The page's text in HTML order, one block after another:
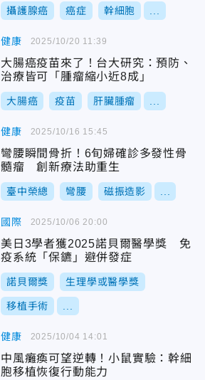
攝護腺癌 癌症 幹細胞
健康
大腸癌疫苗來了！台大研究：預防、
治療皆可「腫瘤縮小近8成」
大腸癌 疫苗 肝臟腫瘤
2025/10/20 11:39
健康
彎腰瞬間骨折！6旬婦確診多發性骨
髓瘤 創新療法助重生
臺中榮總 彎腰 磁振造影
2025/10/16 15:45
國際
美日3學者獲2025諾貝爾醫學獎 免
疫系統「保鑣」避併發症
諾貝爾獎 生理學或醫學獎
移植手術
2025/10/06 20:00
健康
中風癱瘓可望逆轉！小鼠實驗：幹細
胞移植恢復行動能力
2025/10/04 14:01